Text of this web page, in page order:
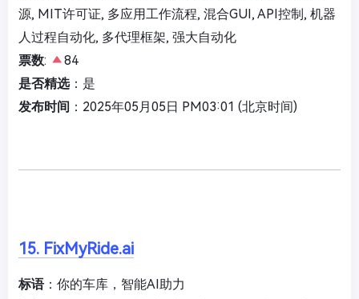
源, MIT许可证, 多应用工作流程, 混合GUI, API控制, 机器
人过程自动化, 多代理框架, 强大自动化
票数:
84
是否精选：是
发布时间 ：2025年05月05日 PM03:01 (北京时间)
15. FixMyRide.ai
标语：你的车库，智能AI助力